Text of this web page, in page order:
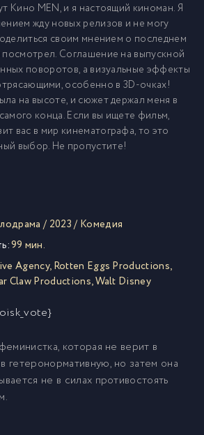
Кино MEN, и я настоящий киноман. Я
жду новых релизов и не могу
своим мнением о последнем
Соглашение на выпускной
поворотов, а визуальные эффекты
особенно в 3D-очках!
на высоте, и сюжет держал меня в
конца. Если вы ищете фильм,
вас в мир кинематографа, то это
выбор. Не пропустите!
/ 2023/ Комедия
99 мин.
Agency,Rotten Eggs Productions,
Claw Productions,Walt Disney
которая не верит в
гетеронормативную, но затем она
не в силах противостоять